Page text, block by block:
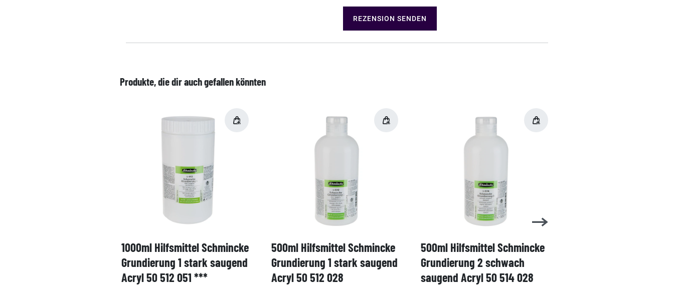
REZENSION SENDEN
Produkte, die dir auch gefallen könnten
1000ml Hilfsmittel Schmincke
Grundierung 1 stark saugend
Acryl 50 512 051 ***
500ml Hilfsmittel Schmincke
Grundierung 1 stark saugend
Acryl 50 512 028
500ml Hilfsmittel Schmincke
Grundierung 2 schwach
saugend Acryl 50 514 028